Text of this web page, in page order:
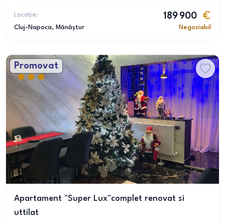
Locație:
Cluj-Napoca, Mănăștur
189 900
Negociabil
Promovat
Apartament "Super Lux"complet renovat si
uttilat